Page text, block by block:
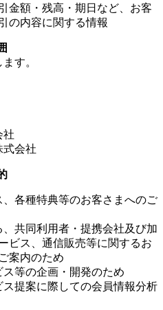
金額・残高・期日など、お客
の内容に関する情報
す。
社
式会社
各種特典等のお客さまへのご
共同利用者・提携会社及び加
ビス、通信販売等に関するお
案内のため
等の企画・開発のため
提案に際しての会員情報分析